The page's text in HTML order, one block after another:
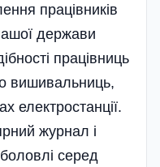
працівників
держави
працівниць
вишивальниць,
електростанції.
журнал і
серед